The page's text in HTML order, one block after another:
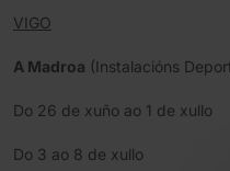
VIGO
A Madroa (Instalacións
Do 26 de xuño ao 1 de xullo
Do 3 ao 8 de xullo